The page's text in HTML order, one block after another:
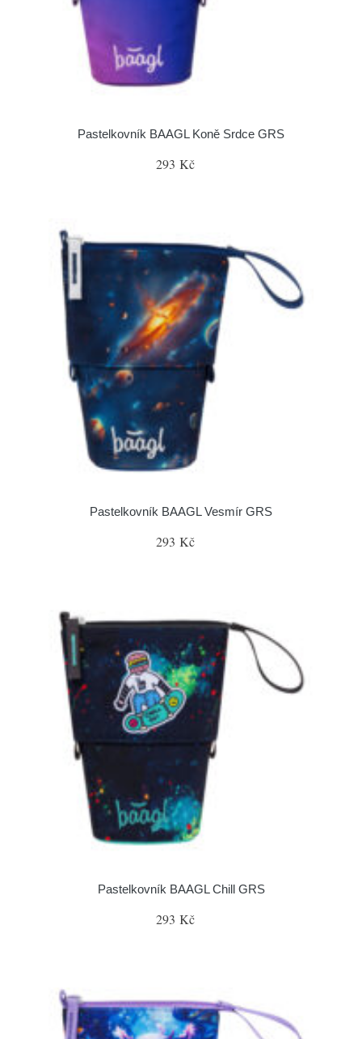
Pastelkovník BAAGL Koně Srdce GRS
293 Kč
Pastelkovník BAAGL Vesmír GRS
293 Kč
Pastelkovník BAAGL Chill GRS
293 Kč